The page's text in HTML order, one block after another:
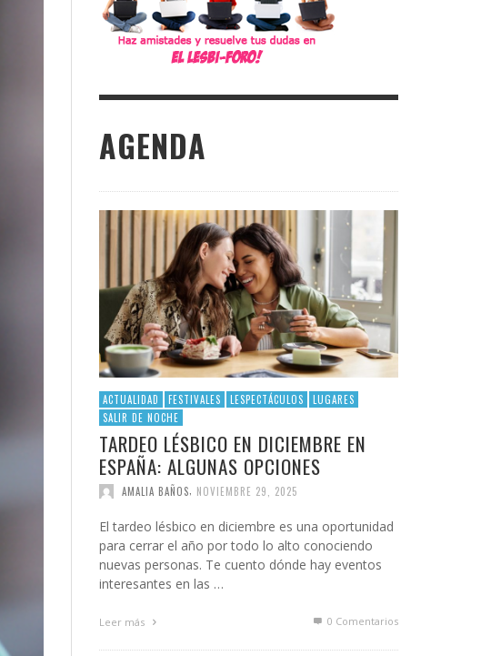
AGENDA
ACTUALIDAD FESTIVALES LESPECTÁCULOS
LUGARES
SALIR DE NOCHE
TARDEO LÉSBICO EN DICIEMBRE EN
ESPAÑA: ALGUNAS OPCIONES
AMALIA BAÑOS, NOVIEMBRE 29, 2025
El tardeo lésbico en diciembre es una oportunidad
para cerrar el año por todo lo alto conociendo
nuevas personas. Te cuento dónde hay eventos
interesantes en las …
Leer más 0 Comentarios